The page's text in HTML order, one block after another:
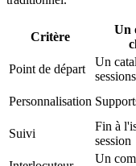
Critère
Un
Point de départ
Un
sessions
Personnalisation
Suivi
Fin à
session
Un